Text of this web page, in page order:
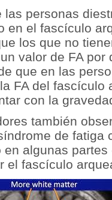
las personas
en el fascículo
los que no
valor de FA por
que en las
la FAdel fascículo
con la
también
de fatiga
en algunas
el fascículo